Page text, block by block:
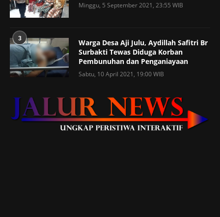
Minggu, 5 September 2021, 23:55 WIB
3
Warga Desa Aji Julu, Aydillah Safitri Br
Surbakti Tewas Diduga Korban
Pembunuhan dan Penganiayaan
Sabtu, 10 April 2021, 19:00 WIB